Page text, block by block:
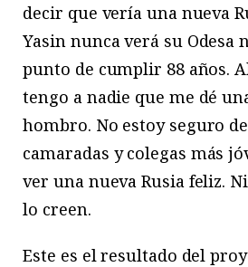
decir que vería una nueva
Yasin nunca verá su Odesa
punto de cumplir 88 años.
tengo a nadie que me dé
hombro. No estoy seguro
camaradas y colegas más
ver una nueva Rusia feliz.
lo creen.
Este es el resultado del